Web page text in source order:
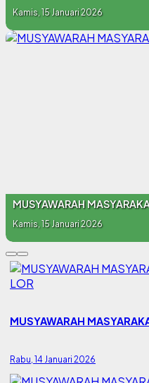
Kamis, 15 Januari 2026
MUSYAWARAH
Kamis, 15 Januari 2026
MUSYAWARAH
Rabu, 14 Januari 2026